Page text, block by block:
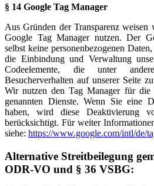
§ 14 Google Tag Manager
Aus Gründen der Transparenz
Google Tag Manager nutzen. Der
selbst keine personenbezogenen
die Einbindung und Verwaltung
Codeelemente, die unter
Besucherverhalten auf unserer Seite
Wir nutzen den Tag Manager für die
genannten Dienste. Wenn Sie eine
haben, wird diese Deaktivierung
berücksichtigt. Für weiter
siehe: https://www.google.com/intl/de/
Alternative Streitbeilegung
ODR-VO und § 36 VSBG: